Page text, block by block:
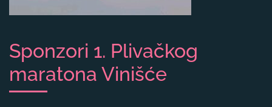
Sponzori 1. Plivačkog
maratona Vinišće